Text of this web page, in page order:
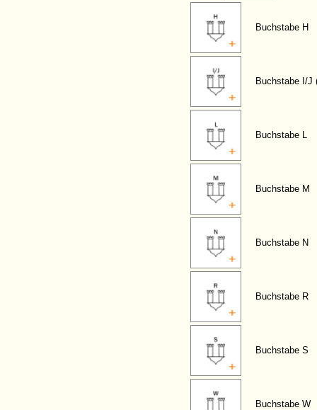
Buchstabe H
Buchstabe I/J
Buchstabe L
Buchstabe M
Buchstabe N
Buchstabe R
Buchstabe S
Buchstabe W